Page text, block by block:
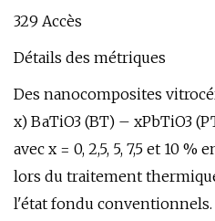
329 Accès
Détails des métriques
Des nanocomposites
x) BaTiO3 (BT) – xPbTiO3
avec x = 0, 2,5, 5, 7,5 et 10
lors du traitement
l'état fondu conventionnels.